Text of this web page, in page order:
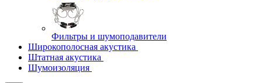
Фильтры и шумоподавители
Широкополосная акустика
Штатная акустика
Шумоизоляция